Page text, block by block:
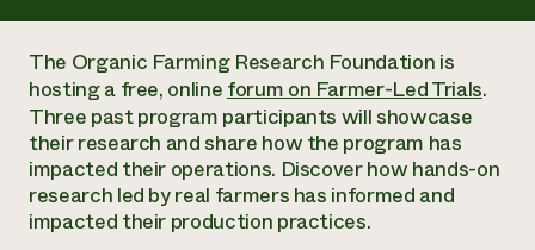
Liderazgo
Personal
Regiones
Consejo de Administración
Carreras profesionales
Abundante Ogallala
Biochar Policy Project
Pastoreo regenerativo
Tierra para el agua
Programa de transición a la asociación orgánica
Programa de mejora de la calidad de la lana
Gestión empresarial y de riesgos
Cultivos
Energía, herramientas y equipos agrícolas
Métodos agrícolas y ganaderos
Ganadería
Marketing
Agricultura y ganadería ecológicas
Formación "Armed to Farm
Calendario de actos
The Organic Farming Research Foundation is
hosting a free, onlineforum on Farmer-Led Trials.
Three past program participants will showcase
their research and share how the program has
impacted their operations. Discover how hands-on
research led by real farmers has informed and
impacted their production practices.